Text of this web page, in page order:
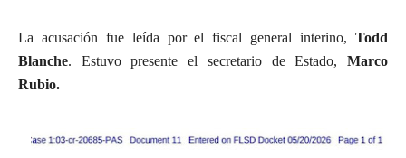
La acusación fue leída por el fiscal general interino, Todd
Blanche. Estuvo presente el secretario de Estado, Marco
Rubio.